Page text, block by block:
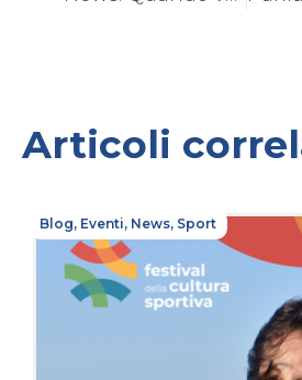
Articoli
Blog, Eventi, News, Sport